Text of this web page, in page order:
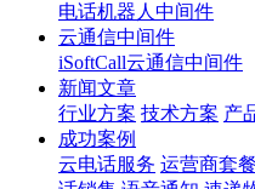
电话机器人中间件
云通信中间件
iSoftCall云通信中间件
新闻文章
行业方案 技术方案 产
成功案例
云电话服务 运营商套餐